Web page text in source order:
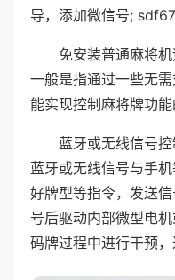
导，添加微信号;
免安装普通麻将
一般是指通过一些无
能实现控制麻将牌功能
蓝牙或无线信号
蓝牙或无线信号与手
好牌型等指令，发送
号后驱动内部微型电
码牌过程中进行干预，